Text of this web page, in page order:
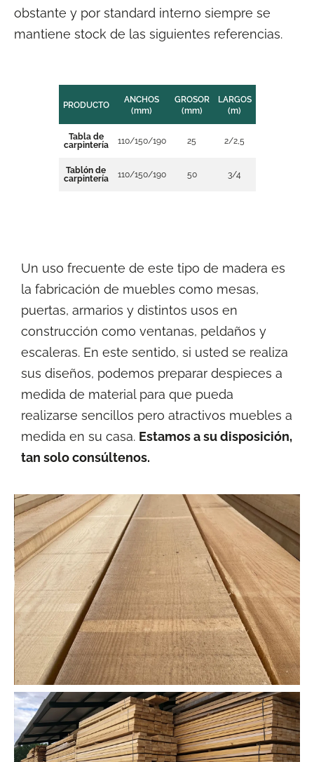
obstante y por standard interno siempre se
mantiene stock de las siguientes referencias.
PRODUCTO
ANCHOS
(mm)
GROSOR
(mm)
LARGOS
(m)
Tabla de
carpintería
110/150/190 25 2/2,5
Tablón de
carpintería
110/150/190 50 3/4
Un uso frecuente de este tipo de madera es
la fabricación de muebles como mesas,
puertas, armarios y distintos usos en
construcción como ventanas, peldaños y
escaleras. En este sentido, si usted se realiza
sus diseños, podemos preparar despieces a
medida de material para que pueda
realizarse sencillos pero atractivos muebles a
medida en su casa. Estamos a su disposición,
tan solo consúltenos.